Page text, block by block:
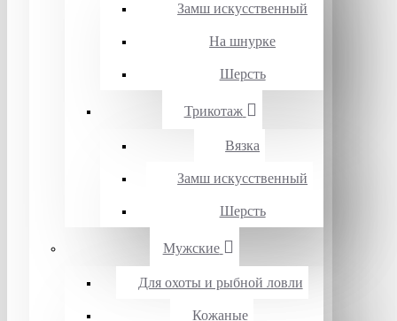
Замш искусственный
На шнурке
Шерсть
Трикотаж
Вязка
Замш искусственный
Шерсть
Мужские
Для охоты и рыбной ловли
Кожаные